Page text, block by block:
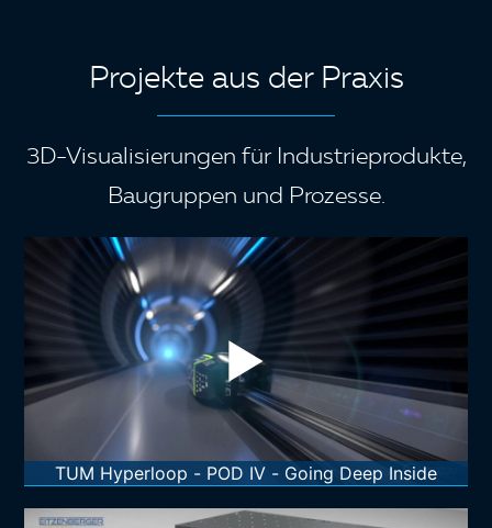
Projekte aus der Praxis
3D-Visualisierungen für Industrieprodukte,
Baugruppen und Prozesse.
TUM Hyperloop - POD IV - Going Deep Inside